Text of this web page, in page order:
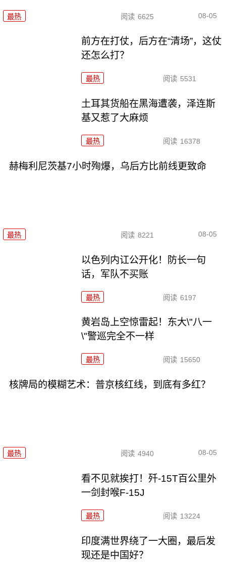
最热 阅读 6625 08-05
前方在打仗，后方在“清场”，这仗
还怎么打？
最热 阅读 5531
土耳其货船在黑海遭袭，泽连斯
基又惹了大麻烦
最热 阅读 16378
赫梅利尼茨基7小时殉爆，乌后方比前线更致命
最热 阅读 8221 08-05
以色列内讧公开化！防长一句
话，军队不买账
最热 阅读 6197
黄岩岛上空惊雷起！东大\"八一
\"警巡完全不一样
最热 阅读 15650
核牌局的模糊艺术：普京核红线，到底有多红？
最热 阅读 4940 08-05
看不见就挨打！歼-15T百公里外
一剑封喉F-15J
最热 阅读 13224
印度满世界绕了一大圈，最后发
现还是中国好？